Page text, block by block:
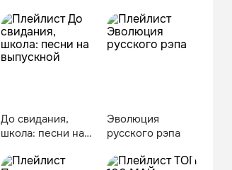
До свидания,
школа: песни на
Эволюция
русского рэпа